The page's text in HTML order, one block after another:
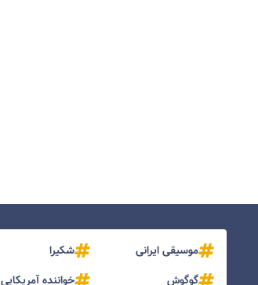
موسیقی ایرانی
شکیرا
گوگوش
خواننده آمریکایی